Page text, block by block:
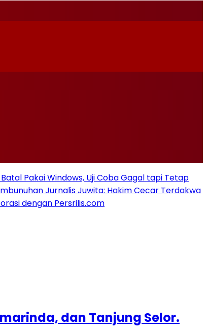
Pakai Windows, Uji Coba Gagal tapi Tetap
Jurnalis Juwita: Hakim Cecar Terdakwa
dengan Persrilis.com
dan Tanjung Selor.